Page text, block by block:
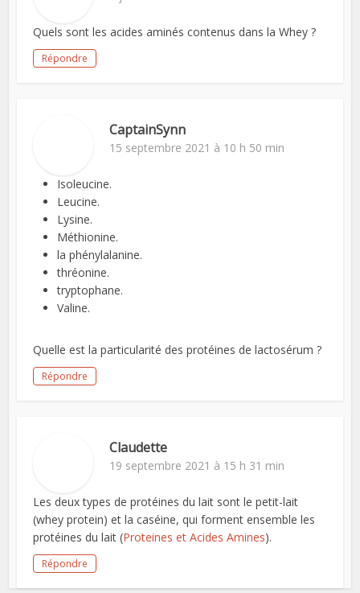
Quels sont les acides aminés contenus dans la Whey ?
Répondre
CaptainSynn
15 septembre 2021 à 10 h 50 min
Isoleucine.
Leucine.
Lysine.
Méthionine.
la phénylalanine.
thréonine.
tryptophane.
Valine.
Quelle est la particularité des protéines de lactosérum ?
Répondre
Claudette
19 septembre 2021 à 15 h 31 min
Les deux types de protéines du lait sont le petit-lait
(whey protein) et la caséine, qui forment ensemble les
protéines du lait (Proteines et Acides Amines).
Répondre